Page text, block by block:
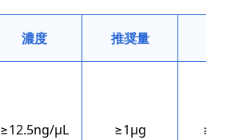
濃度 推奨量
≥12.5ng/μL ≥1μg